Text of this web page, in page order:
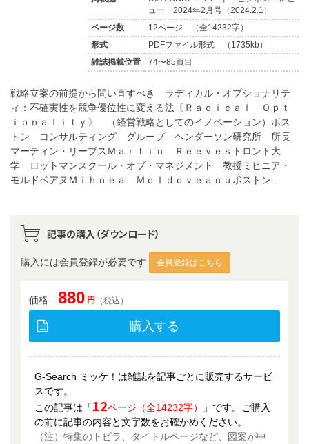
ュー 2024年2月号（2024.2.1）
ページ数
12ページ （全14232字）
形式
PDFファイル形式 （1735kb）
雑誌掲載位置
74〜85頁目
戦略立案の前提から問い直すべき ラディカル・オプショナリテ
ィ：不確実性を競争優位性に変える法〔Ｒａｄｉｃａｌ Ｏｐｔ
ｉｏｎａｌｉｔｙ〕 （経営戦略としてのイノベーション）ボス
トン コンサルティング グループ ヘンダーソン研究所 所長
マーティン・リーブスＭａｒｔｉｎ Ｒｅｅｖｅｓトロント大
学 ロットマンスクール・オブ・マネジメント 教授ミヒニア・
モルドベアヌＭｉｈｎｅａ Ｍｏｌｄｏｖｅａｎｕボストン…
記事の購入（ダウンロード）
購入には会員登録が必要です 会員登録はこちら
価格 880 円 （税込）
購入する
G-Search ミッケ！は雑誌を記事ごとに販売するサービ
スです。
この記事は「12ページ（全14232字）
」です。ご購入
の前に記事の内容と文字数をお確かめください。
（注）特集のトビラ、タイトルページなど、図案が中